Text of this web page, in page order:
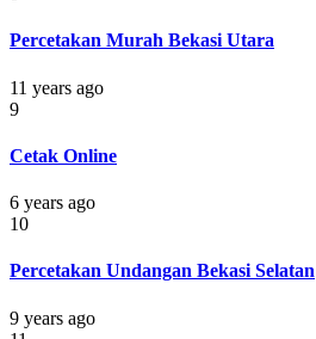
Percetakan Murah Bekasi Utara
11 years ago
9
Cetak Online
6 years ago
10
Percetakan Undangan Bekasi Selatan
9 years ago